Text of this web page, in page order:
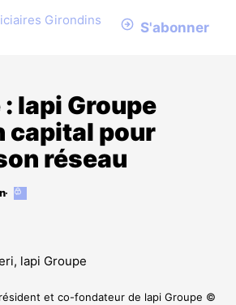
S'abonner
lapi Groupe
capital pour
réseau
Cet
aux
abonnés
et co-fondateur de lapi Groupe ©